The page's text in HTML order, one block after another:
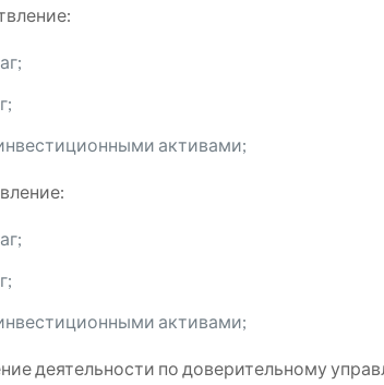
активами;
активами;
деятельности по доверительному